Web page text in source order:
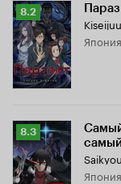
Рейтинг
Кинопоиска
8.2
8.2
Рейтинг
Кинопоиска
8.3
8.3